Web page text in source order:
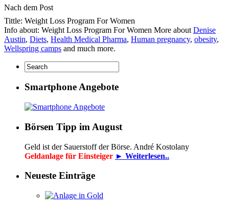
Nach dem Post
Tittle: Weight Loss Program For Women
Info about: Weight Loss Program For Women More about Denise
Austin, Diets, Health Medical Pharma, Human pregnancy, obesity,
Wellspring camps and much more.
Smartphone Angebote
Börsen Tipp im August
Geld ist der Sauerstoff der Börse. André Kostolany
Geldanlage für Einsteiger ► Weiterlesen..
Neueste Einträge